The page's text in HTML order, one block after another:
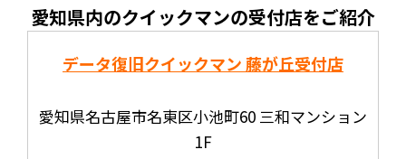
愛知県内のクイックマンの受付店をご紹介
データ復旧クイックマン 藤が丘受付店
愛知県名古屋市名東区小池町60 三和マンション
1F